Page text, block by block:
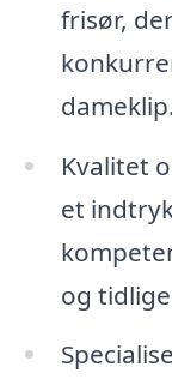
frisør,
dameklip.
Kvalitet
et
og